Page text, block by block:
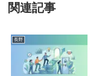
関連記事
長野